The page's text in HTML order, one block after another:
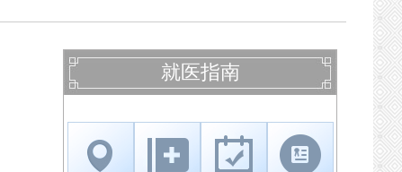
就医指南